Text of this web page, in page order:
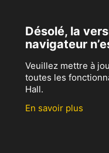
Désolé, la
navigateur
Veuillez mettre à
toutes les
Hall.
En savoir plus